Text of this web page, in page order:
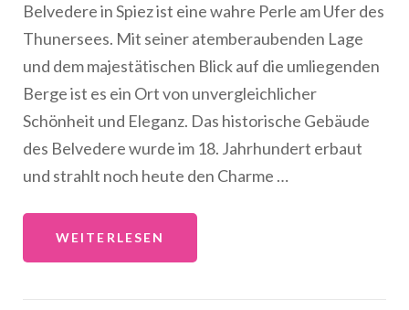
Belvedere in Spiez ist eine wahre Perle am Ufer des
Thunersees. Mit seiner atemberaubenden Lage
und dem majestätischen Blick auf die umliegenden
Berge ist es ein Ort von unvergleichlicher
Schönheit und Eleganz. Das historische Gebäude
des Belvedere wurde im 18. Jahrhundert erbaut
und strahlt noch heute den Charme …
WEITERLESEN